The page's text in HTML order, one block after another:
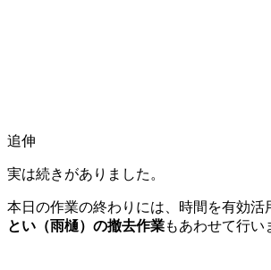
追伸
実は続きがありました。
本日の作業の終わりには、時間を有効活
とい（雨樋）の撤去作業もあわせて行い